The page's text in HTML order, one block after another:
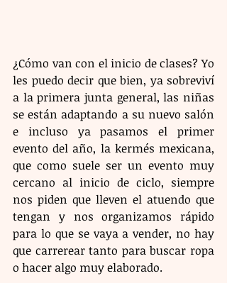
¿Cómo van con el inicio de clases? Yo
les puedo decir que bien, ya sobreviví
a la primera junta general, las niñas
se están adaptando a su nuevo salón
e incluso ya pasamos el primer
evento del año, la kermés mexicana,
que como suele ser un evento muy
cercano al inicio de ciclo, siempre
nos piden que lleven el atuendo que
tengan y nos organizamos rápido
para lo que se vaya a vender, no hay
que carrerear tanto para buscar ropa
o hacer algo muy elaborado.